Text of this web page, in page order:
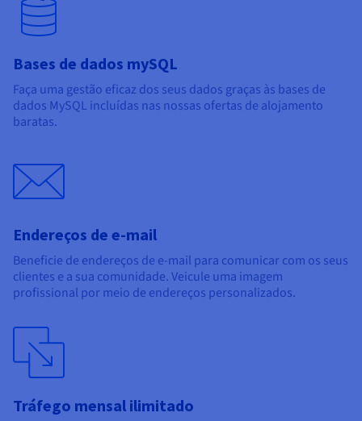
Bases de dados mySQL
Faça uma gestão eficaz dos seus dados graças às bases de
dados MySQL incluídas nas nossas ofertas de alojamento
baratas.
Endereços de e-mail
Beneficie de endereços de e-mail para comunicar com os seus
clientes e a sua comunidade. Veicule uma imagem
profissional por meio de endereços personalizados.
Tráfego mensal ilimitado